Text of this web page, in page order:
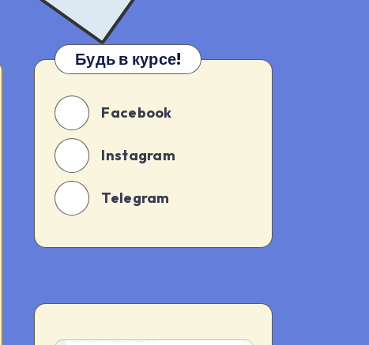
Будь в курсе!
Facebook
Instagram
Telegram